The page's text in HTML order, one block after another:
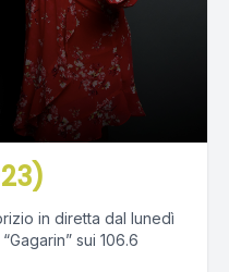
in diretta dal lunedì
sui 106.6